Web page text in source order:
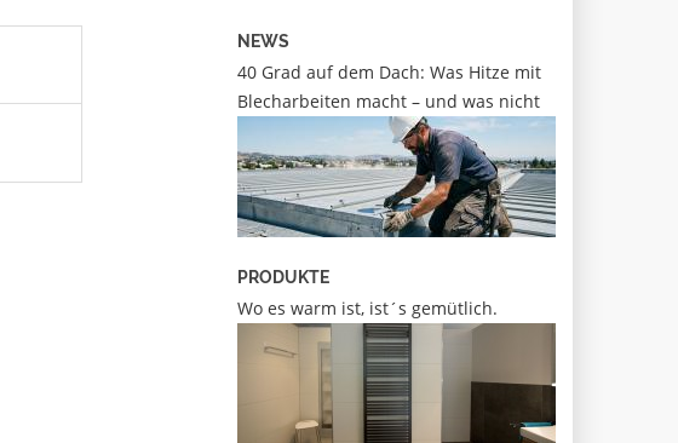
NEWS
40 Grad auf dem Dach: Was Hitze mit
Blecharbeiten macht – und was nicht
PRODUKTE
Wo es warm ist, ist´s gemütlich.